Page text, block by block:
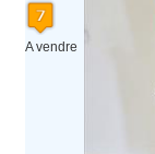
A vendre